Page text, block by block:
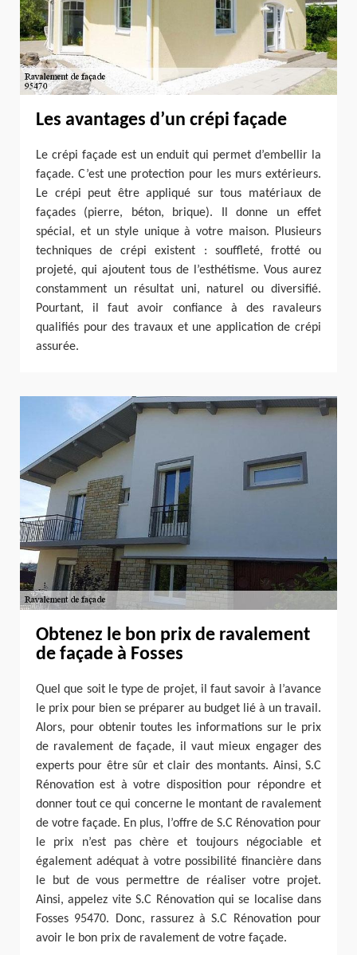
Les avantages d’un crépi façade
Le crépi façade est un enduit qui permet d’embellir la
façade. C’est une protection pour les murs extérieurs.
Le crépi peut être appliqué sur tous matériaux de
façades (pierre, béton, brique). Il donne un effet
spécial, et un style unique à votre maison. Plusieurs
techniques de crépi existent : souffleté, frotté ou
projeté, qui ajoutent tous de l’esthétisme. Vous aurez
constamment un résultat uni, naturel ou diversifié.
Pourtant, il faut avoir confiance à des ravaleurs
qualifiés pour des travaux et une application de crépi
assurée.
Obtenez le bon prix de ravalement
de façade à Fosses
Quel que soit le type de projet, il faut savoir à l’avance
le prix pour bien se préparer au budget lié à un travail.
Alors, pour obtenir toutes les informations sur le prix
de ravalement de façade, il vaut mieux engager des
experts pour être sûr et clair des montants. Ainsi, S.C
Rénovation est à votre disposition pour répondre et
donner tout ce qui concerne le montant de ravalement
de votre façade. En plus, l’offre de S.C Rénovation pour
le prix n’est pas chère et toujours négociable et
également adéquat à votre possibilité financière dans
le but de vous permettre de réaliser votre projet.
Ainsi, appelez vite S.C Rénovation qui se localise dans
Fosses 95470. Donc, rassurez à S.C Rénovation pour
avoir le bon prix de ravalement de votre façade.